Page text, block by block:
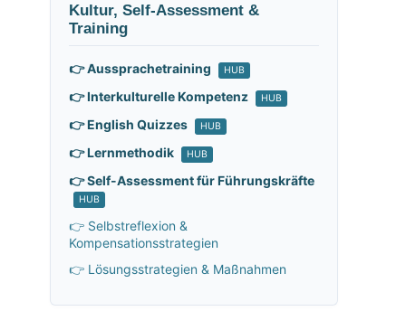
Kultur, Self-Assessment &
Training
👉 Aussprachetraining HUB
👉 Interkulturelle Kompetenz HUB
👉 English Quizzes HUB
👉 Lernmethodik HUB
👉 Self-Assessment für Führungskräfte
HUB
👉 Selbstreflexion &
Kompensationsstrategien
👉 Lösungsstrategien & Maßnahmen